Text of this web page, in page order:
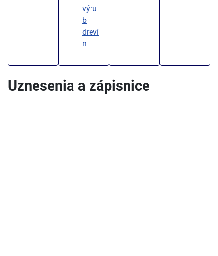
výru
b
dreví
n
Uznesenia a zápisnice